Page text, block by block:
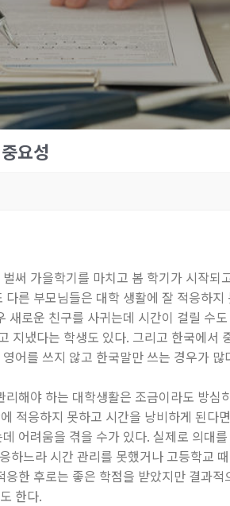
요성
써 가을학기를 마치고 봄 학기가 시작
른 부모님들은 대학 생활에 잘 적응하
로운 친구를 사귀는데 시간이 걸릴 수
지냈다는 학생도 있다. 그리고 한국에서
어를 쓰지 않고 한국말만 쓰는 경우가 많
해야 하는 대학생활은 조금이라도 방
적응하지 못하고 시간을 낭비하게 된다
어려움을 겪을 수가 있다. 실제로 의대
느라 시간 관리를 못했거나 고등학교
한 후로는 좋은 학점을 받았지만 결과
한다.